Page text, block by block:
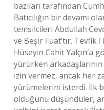
bazıları tarafından
Batıcılığın bir devamı
temsilcileri Abdullah
ve Beşir Fuat’tır. Tevfik
Hüseyin Cahit Yalçın’a
yürürken
izin vermez, ancak her
yürümelerini isterdi. İlk
olduğunu düşündüler,